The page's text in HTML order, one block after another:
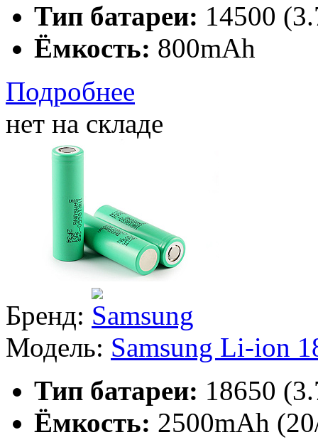
Тип батареи: 14500
Ёмкость: 800mAh
Подробнее
нет на складе
Бренд:
Модель: Samsung Li-ion
Тип батареи: 18650
Ёмкость: 2500mAh